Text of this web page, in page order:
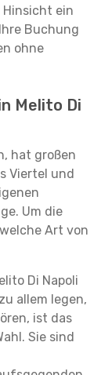
ein
Buchung
ohne
Melito Di
hat großen
Viertel und
Um die
Art von
Di Napoli
allem legen,
ist das
Sie sind